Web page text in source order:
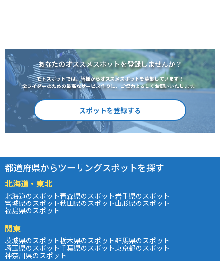
あなたのオススメスポットを登録しませんか？
モトスポットでは、皆様からオススメスポットを募集しています！
全ライダーのための最高なサービス作りに、ご協力よろしくお願いいたします。
スポットを登録する
都道府県からツーリングスポットを探す
北海道・東北
北海道のスポット青森県のスポット岩手県のスポット
宮城県のスポット秋田県のスポット山形県のスポット
福島県のスポット
関東
茨城県のスポット栃木県のスポット群馬県のスポット
埼玉県のスポット千葉県のスポット東京都のスポット
神奈川県のスポット